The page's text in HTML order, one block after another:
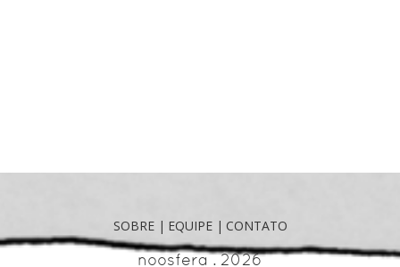
SOBRE | EQUIPE | CONTATO
noosfera . 2026